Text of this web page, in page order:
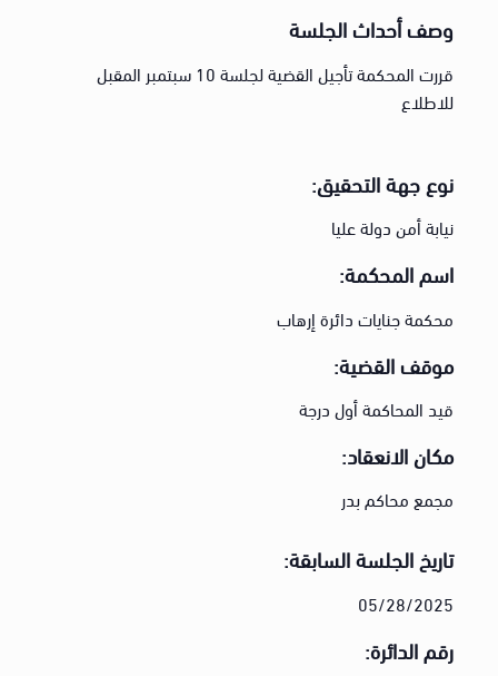
وصف أحداث الجلسة
قررت المحكمة تأجيل القضية لجلسة 10 سبتمبر المقبل
للاطلاع
نوع جهة التحقيق:
نيابة أمن دولة عليا
اسم المحكمة:
محكمة جنايات دائرة إرهاب
موقف القضية:
قيد المحاكمة أول درجة
مكان الانعقاد:
مجمع محاكم بدر
تاريخ الجلسة السابقة:
05/28/2025
رقم الدائرة: